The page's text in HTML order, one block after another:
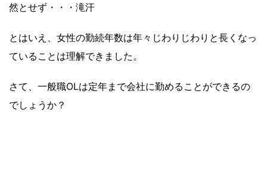
然とせず・・・滝汗
とはいえ、女性の勤続年数は年々じわりじわりと長くなっ
ていることは理解できました。
さて、一般職OLは定年まで会社に勤めることができるの
でしょうか？